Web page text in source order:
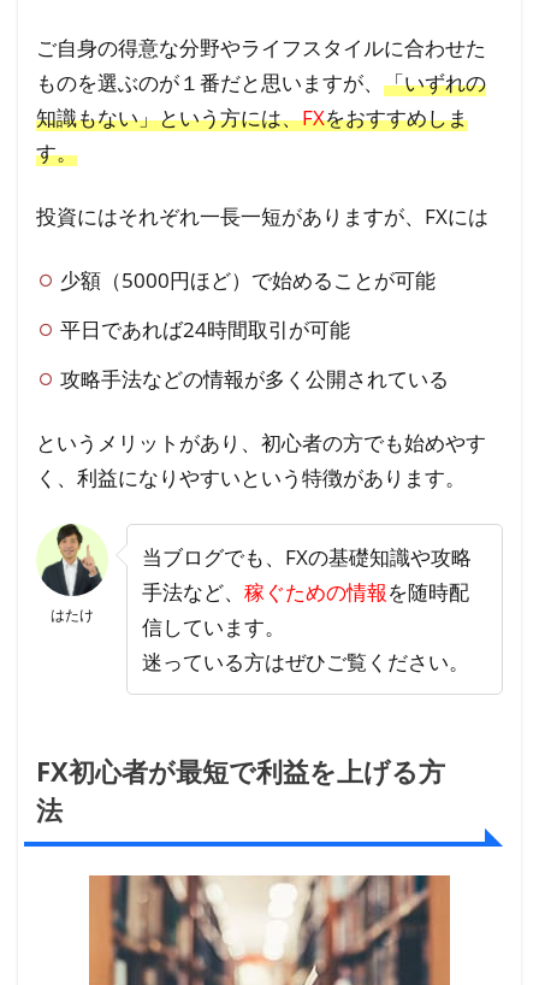
ご自身の得意な分野やライフスタイルに合わせた
ものを選ぶのが１番だと思いますが、 「いずれの
知識もない」という方には、FXをおすすめしま
す。
投資にはそれぞれ一長一短がありますが、FXには
少額（5000円ほど）で始めることが可能
平日であれば24時間取引が可能
攻略手法などの情報が多く公開されている
というメリットがあり、初心者の方でも始めやす
く、利益になりやすいという特徴があります。
はたけ
当ブログでも、FXの基礎知識や攻略
手法など、 稼ぐための情報を随時配
信しています。
迷っている方はぜひご覧ください。
FX初心者が最短で利益を上げる方
法